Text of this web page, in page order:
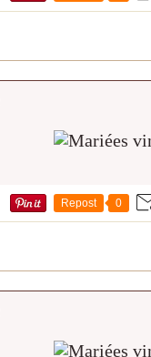
Repost 0